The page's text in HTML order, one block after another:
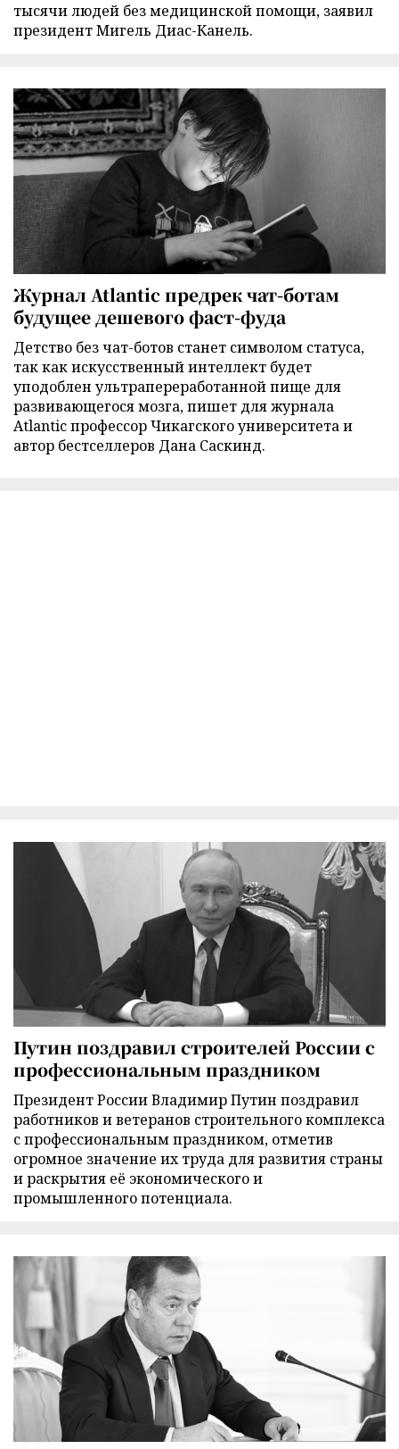
тысячи людей без медицинской помощи, заявил
президент Мигель Диас-Канель.
Журнал Atlantic предрек чат-ботам
будущее дешевого фаст-фуда
Детство без чат-ботов станет символом статуса,
так как искусственный интеллект будет
уподоблен ультрапереработанной пище для
развивающегося мозга, пишет для журнала
Atlantic профессор Чикагского университета и
автор бестселлеров Дана Саскинд.
Путин поздравил строителей России с
профессиональным праздником
Президент России Владимир Путин поздравил
работников и ветеранов строительного комплекса
с профессиональным праздником, отметив
огромное значение их труда для развития страны
и раскрытия её экономического и
промышленного потенциала.